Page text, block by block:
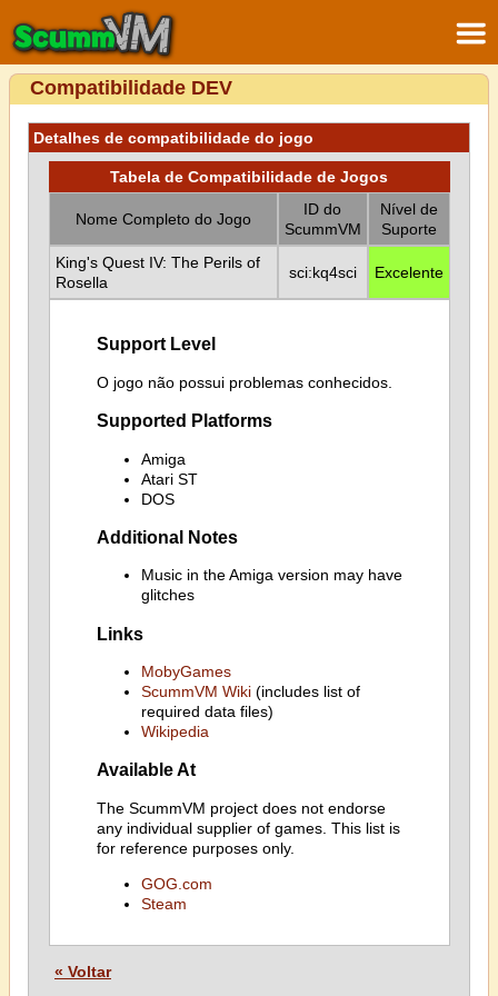
Compatibilidade DEV
Detalhes de compatibilidade do jogo
Tabela de Compatibilidade de Jogos
Nome Completo do Jogo
ID do
ScummVM
Nível de
Suporte
King's Quest IV: The Perils of
Rosella
sci:kq4sci Excelente
Support Level
O jogo não possui problemas conhecidos.
Supported Platforms
Amiga
Atari ST
DOS
Additional Notes
Music in the Amiga version may have
glitches
Links
MobyGames
ScummVM Wiki(includes list of
required data files)
Wikipedia
Available At
The ScummVM project does not endorse
any individual supplier of games. This list is
for reference purposes only.
GOG.com
Steam
« Voltar